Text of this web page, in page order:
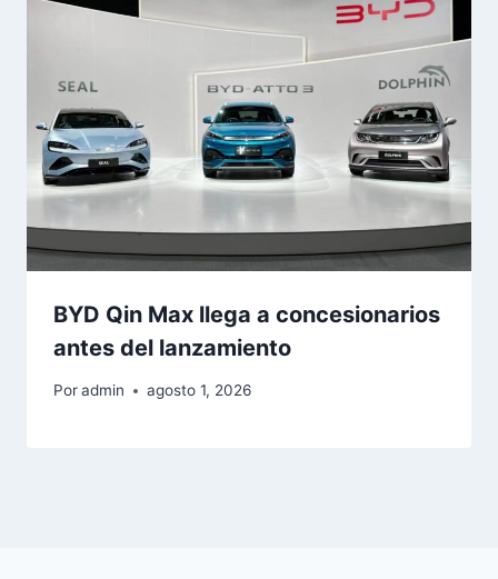
BYD Qin Max llega a concesionarios
antes del lanzamiento
Poradmin agosto 1, 2026